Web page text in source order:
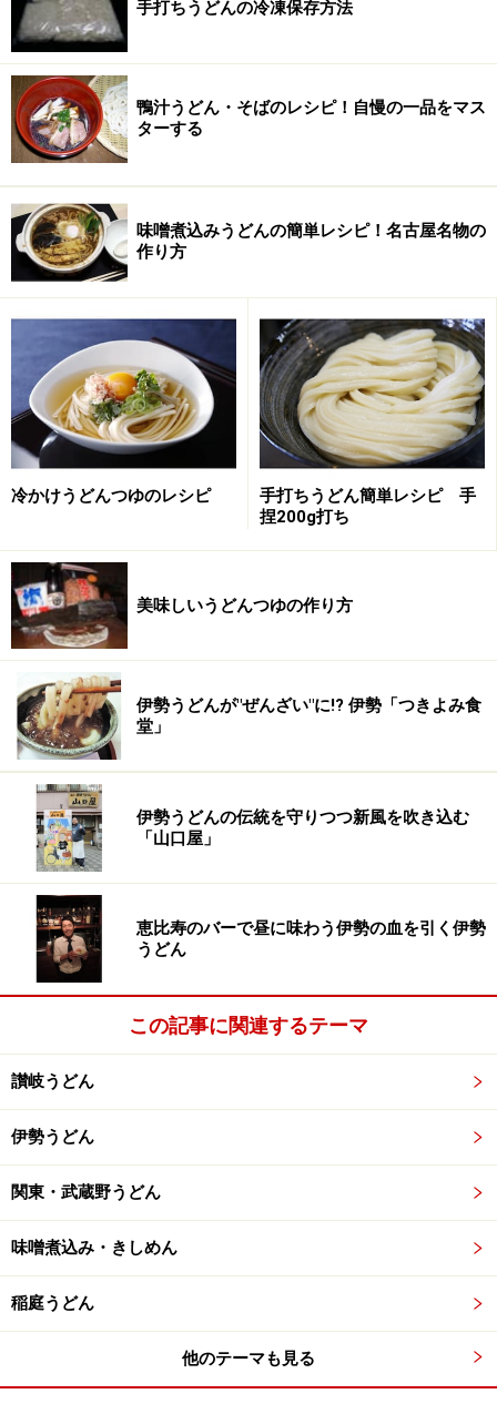
くらいすっきりとした洗練された味わいを持つ。地粉は
小麦の香を引き立てる役割かもしれない。多加水、高濃
度の塩水でゆっくりと二日かけて熟成製造される。この
状態のうどんを団体のお客さんに一度に出すのは大変な
苦労だろう。まったく手抜きの無い立派なうどんだ。
【お土産・ネットショッピング】
うどんは生の状態でお土産うどんとして買える。日持ち
は冷蔵１週間。日持ちさせたい場合は半生うどんの用意
ちろんＷＥＢからの注文も可能である。水沢まで来られ
なければ取り寄せて味わうのもよいだろう。味は保証し
ます。指示通りの茹で方をすればまず失敗は無いだろ
う。説明書きが丁寧で美味しく食べてもらえるようにポ
イントをしっかりと押さえている。
田丸屋のＷＥＢを見るとホームページに『胡麻だれ』の
作り方がのっている。それだけこだわりが感じられるア
イテムだ。金胡麻と赤味噌と砂糖、醤油だれとハーモニ
ーは素晴らしい。上品で味わい深い香とこくのある風味
は田丸屋のうどんによくなじむ。２色だれの場合は醤油
だれのほうから食べることを薦められる。胡麻だれはこ
くがあるので先にこちらを食べると醤油だれの繊細さが
薄れてしまうからかもしれない。その醤油だれも秀逸
だ。本枯れ節と利尻昆布、本返しでの作りだから手抜き
は無い。まっとうに作られているものは美味い。たっぷ
り付いてきたつゆは・・・少しお湯で割って飲み干して
しまった。その時に鰹の香が馥郁と立ち上がる。気持ち
甘めの仕上げがうどんに合う。うどん専門店の良さを存
分に発揮している。
水沢観世音と温泉情報と田丸屋のデータは次のページ。
い。
※メニューや料金などのデータは、取材時または記事公開時点で
の内容です。
手打ちうどんの冷凍保存方法
鴨汁うどん・そばのレシピ！自慢の一品をマス
ターする
味噌煮込みうどんの簡単レシピ！名古屋名物の
作り方
冷かけうどんつゆのレシピ
手打ちうどん簡単レシピ 手
捏200g打ち
美味しいうどんつゆの作り方
伊勢うどんが"ぜんざい"に!? 伊勢「つきよみ食
堂」
伊勢うどんの伝統を守りつつ新風を吹き込む
「山口屋」
恵比寿のバーで昼に味わう伊勢の血を引く伊勢
うどん
この記事に関連するテーマ
讃岐うどん
伊勢うどん
関東・武蔵野うどん
味噌煮込み・きしめん
稲庭うどん
他のテーマも見る